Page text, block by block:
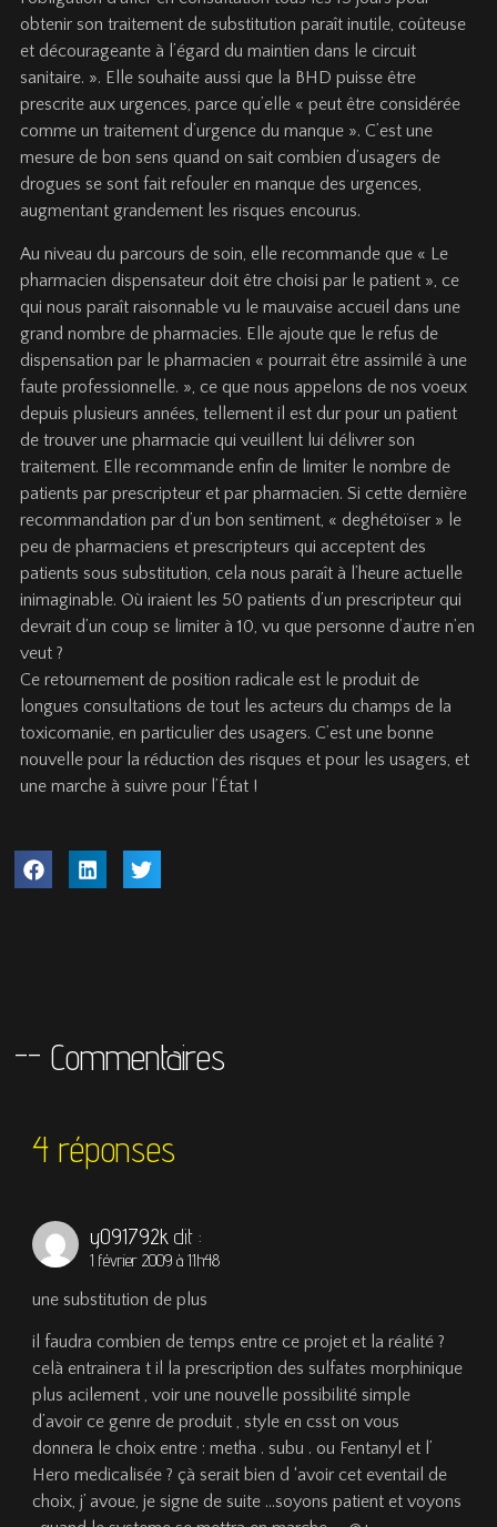
obtenir son traitement de substitution paraît inutile, coûteuse
et décourageante à l’égard du maintien dans le circuit
sanitaire. ». Elle souhaite aussi que la BHD puisse être
prescrite aux urgences, parce qu’elle « peut être considérée
comme un traitement d’urgence du manque ». C’est une
mesure de bon sens quand on sait combien d’usagers de
drogues se sont fait refouler en manque des urgences,
augmentant grandement les risques encourus.
Au niveau du parcours de soin, elle recommande que « Le
pharmacien dispensateur doit être choisi par le patient », ce
qui nous paraît raisonnable vu le mauvaise accueil dans une
grand nombre de pharmacies. Elle ajoute que le refus de
dispensation par le pharmacien « pourrait être assimilé à une
faute professionnelle. », ce que nous appelons de nos voeux
depuis plusieurs années, tellement il est dur pour un patient
de trouver une pharmacie qui veuillent lui délivrer son
traitement. Elle recommande enfin de limiter le nombre de
patients par prescripteur et par pharmacien. Si cette dernière
recommandation par d’un bon sentiment, « deghétoïser » le
peu de pharmaciens et prescripteurs qui acceptent des
patients sous substitution, cela nous paraît à l’heure actuelle
inimaginable. Où iraient les 50 patients d’un prescripteur qui
devrait d’un coup se limiter à 10, vu que personne d’autre n’en
veut ?
Ce retournement de position radicale est le produit de
longues consultations de tout les acteurs du champs de la
toxicomanie, en particulier des usagers. C’est une bonne
nouvelle pour la réduction des risques et pour les usagers, et
une marche à suivre pour l’État !
-- Commentaires
4 réponses
y091792k dit :
1 février 2009 à 11h48
une substitution de plus
il faudra combien de temps entre ce projet et la réalité ?
celà entrainera t il la prescription des sulfates morphinique
plus acilement , voir une nouvelle possibilité simple
d’avoir ce genre de produit , style en csst on vous
donnera le choix entre : metha . subu . ou Fentanyl et l’
Hero medicalisée ? çà serait bien d ‘avoir cet eventail de
choix, j’ avoue, je signe de suite …soyons patient et voyons